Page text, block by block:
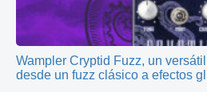
Wampler Cryptid Fuzz, un
desde un fuzz clásico a efectos